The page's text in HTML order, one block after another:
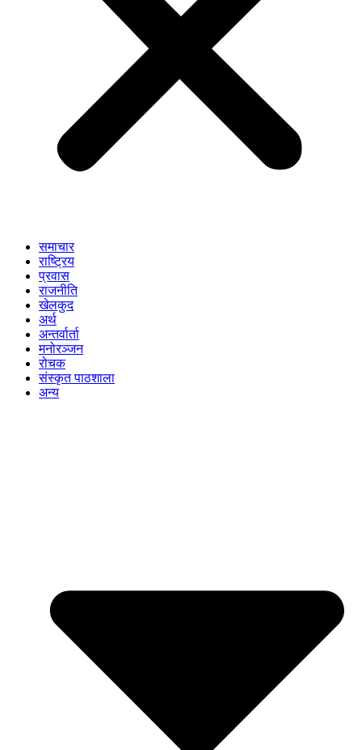
समाचार
राष्ट्रिय
प्रवास
राजनीति
खेलकुद
अर्थ
अन्तर्वार्ता
मनोरञ्जन
रोचक
संस्कृत पाठशाला
अन्य